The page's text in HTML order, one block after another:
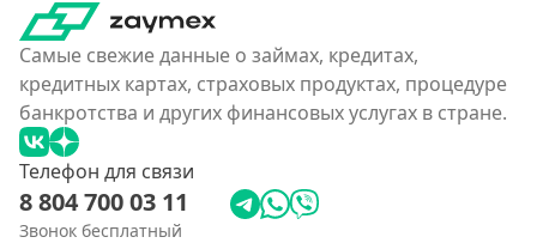
Самые свежие данные о займах, кредитах,
кредитных картах, страховых продуктах, процедуре
банкротства и других финансовых услугах в стране.
Телефон для связи
8 804 700 03 11
Звонок бесплатный